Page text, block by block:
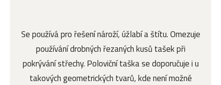
Se používá pro řešení nároží, úžlabí a štítu. Omezuje
používání drobných řezaných kusů tašek při
pokrývání střechy. Poloviční taška se doporučuje i u
takových geometrických tvarů, kde není možné